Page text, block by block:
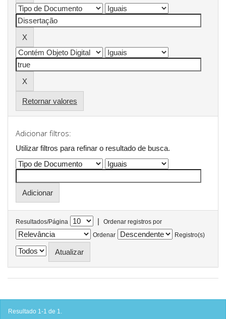
Retornar valores
Adicionar filtros:
Utilizar filtros para refinar o resultado de busca.
Resultados/Página |
Ordenar registros por
Ordenar
Registro(s)
Resultado 1-1 de 1.